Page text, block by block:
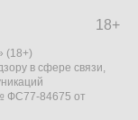
18+
(18+)
в сфере связи,
ФС77-84675 от